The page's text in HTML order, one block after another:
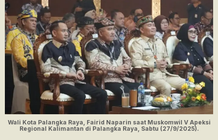
Wali Kota Palangka Raya, Fairid Naparin saat Muskomwil V Apeksi
Regional Kalimantan di Palangka Raya, Sabtu (27/9/2025).